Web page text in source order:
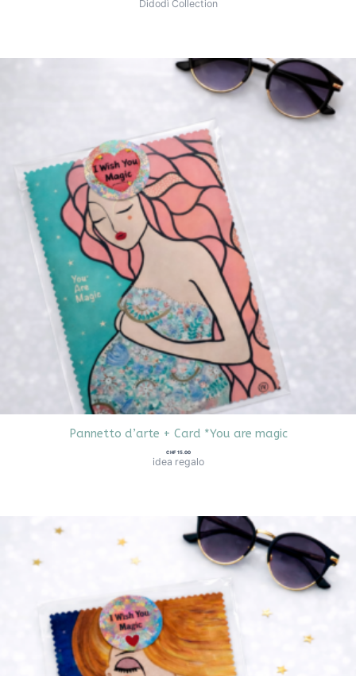
Didodì Collection
Pannetto d’arte + Card *You are magic
CHF 15.00
idea regalo